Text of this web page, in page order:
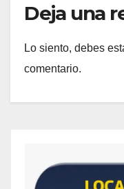
Deja una
Lo siento, debes
comentario.